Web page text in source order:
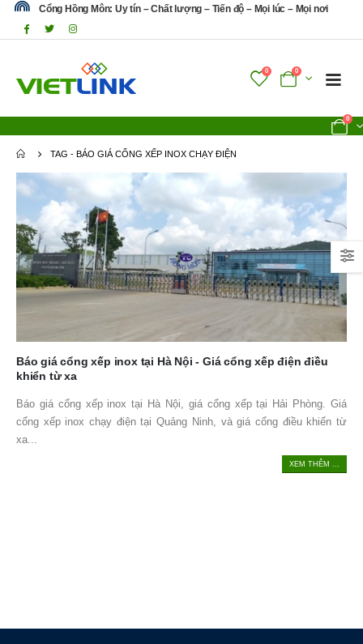
Cổng Hồng Môn: Uy tín – Chất lượng – Tiến độ – Mọi lúc – Mọi nơi
0 0
0
TAG - BÁO GIÁ CỔNG XẾP INOX CHẠY ĐIỆN
Báo giá cổng xếp inox tại Hà Nội - Giá cổng xếp điện điều
khiển từ xa
Báo giá cổng xếp inox tại Hà Nội, giá cổng xếp tại Hải Phòng. Giá
cổng xếp inox chạy điện tại Quảng Ninh, và giá cổng điều khiển từ
xa...
XEM THÊM ...